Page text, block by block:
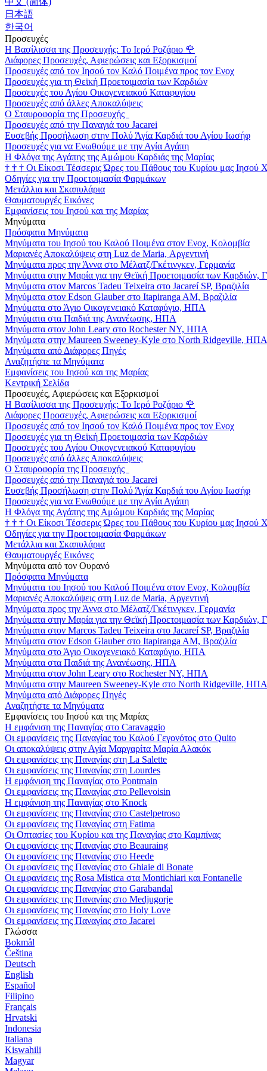
日本語
한국어
Προσευχές
Η Βασίλισσα της Προσευχής: Το Ιερό Ροζάριο 🌹
Διάφορες Προσευχές, Αφιερώσεις και Εξορκισμοί
Προσευχές από τον Ιησού τον Καλό Ποιμένα προς τον Ενοχ
Προσευχές για τη Θεϊκή Προετοιμασία των Καρδιών
Προσευχές του Αγίου Οικογενειακού Καταφυγίου
Προσευχές από άλλες Αποκαλύψεις
Ο Σταυροφορία της Προσευχής
Προσευχές από την Παναγιά του Jacarei
Ευσεβής Προσήλωση στην Πολύ Άγία Καρδιά του Αγίου Ιωσήφ
Προσευχές για να Ενωθούμε με την Αγία Αγάπη
Η Φλόγα της Αγάπης της Αμώμου Καρδιάς της Μαρίας
† † † Οι Είκοσι Τέσσερις Ώρες του Πάθους του Κυρίου μας Ιησού
Οδηγίες για την Προετοιμασία Φαρμάκων
Μετάλλια και Σκαπυλάρια
Θαυματουργές Εικόνες
Εμφανίσεις του Ιησού και της Μαρίας
Μηνύματα
Πρόσφατα Μηνύματα
Μηνύματα του Ιησού του Καλού Ποιμένα στον Ενοχ, Κολομβία
Μαριανές Αποκαλύψεις στη Luz de Maria, Αργεντινή
Μηνύματα προς την Άννα στο Μέλατζ/Γκέτινγκεν, Γερμανία
Μηνύματα στην Μαρία για την Θεϊκή Προετοιμασία των Καρδιών,
Μηνύματα στον Marcos Tadeu Teixeira στο Jacareí SP, Βραζιλία
Μηνύματα στον Edson Glauber στο Itapiranga AM, Βραζιλία
Μηνύματα στο Άγιο Οικογενειακό Καταφύγιο, ΗΠΑ
Μηνύματα στα Παιδιά της Ανανέωσης, ΗΠΑ
Μηνύματα στον John Leary στο Rochester NY, ΗΠΑ
Μηνύματα στην Maureen Sweeney-Kyle στο North Ridgeville, ΗΠΑ
Μηνύματα από Διάφορες Πηγές
Αναζητήστε τα Μηνύματα
Εμφανίσεις του Ιησού και της Μαρίας
Κεντρική Σελίδα
Προσευχές, Αφιερώσεις και Εξορκισμοί
Η Βασίλισσα της Προσευχής: Το Ιερό Ροζάριο 🌹
Διάφορες Προσευχές, Αφιερώσεις και Εξορκισμοί
Προσευχές από τον Ιησού τον Καλό Ποιμένα προς τον Ενοχ
Προσευχές για τη Θεϊκή Προετοιμασία των Καρδιών
Προσευχές του Αγίου Οικογενειακού Καταφυγίου
Προσευχές από άλλες Αποκαλύψεις
Ο Σταυροφορία της Προσευχής
Προσευχές από την Παναγιά του Jacarei
Ευσεβής Προσήλωση στην Πολύ Άγία Καρδιά του Αγίου Ιωσήφ
Προσευχές για να Ενωθούμε με την Αγία Αγάπη
Η Φλόγα της Αγάπης της Αμώμου Καρδιάς της Μαρίας
† † † Οι Είκοσι Τέσσερις Ώρες του Πάθους του Κυρίου μας Ιησού
Οδηγίες για την Προετοιμασία Φαρμάκων
Μετάλλια και Σκαπυλάρια
Θαυματουργές Εικόνες
Μηνύματα από τον Ουρανό
Πρόσφατα Μηνύματα
Μηνύματα του Ιησού του Καλού Ποιμένα στον Ενοχ, Κολομβία
Μαριανές Αποκαλύψεις στη Luz de Maria, Αργεντινή
Μηνύματα προς την Άννα στο Μέλατζ/Γκέτινγκεν, Γερμανία
Μηνύματα στην Μαρία για την Θεϊκή Προετοιμασία των Καρδιών,
Μηνύματα στον Marcos Tadeu Teixeira στο Jacareí SP, Βραζιλία
Μηνύματα στον Edson Glauber στο Itapiranga AM, Βραζιλία
Μηνύματα στο Άγιο Οικογενειακό Καταφύγιο, ΗΠΑ
Μηνύματα στα Παιδιά της Ανανέωσης, ΗΠΑ
Μηνύματα στον John Leary στο Rochester NY, ΗΠΑ
Μηνύματα στην Maureen Sweeney-Kyle στο North Ridgeville, ΗΠΑ
Μηνύματα από Διάφορες Πηγές
Αναζητήστε τα Μηνύματα
Εμφανίσεις του Ιησού και της Μαρίας
Η εμφάνιση της Παναγίας στο Caravaggio
Οι εμφανίσεις της Παναγίας του Καλού Γεγονότος στο Quito
Οι αποκαλύψεις στην Αγία Μαργαρίτα Μαρία Αλακόκ
Οι εμφανίσεις της Παναγίας στη La Salette
Οι εμφανίσεις της Παναγίας στη Lourdes
Η εμφάνιση της Παναγίας στο Pontmain
Οι εμφανίσεις της Παναγίας στο Pellevoisin
Η εμφάνιση της Παναγίας στο Knock
Οι εμφανίσεις της Παναγίας στο Castelpetroso
Οι εμφανίσεις της Παναγίας στη Fatima
Οι Οπτασίες του Κυρίου και της Παναγίας στο Καμπίνας
Οι εμφανίσεις της Παναγίας στο Beauraing
Οι εμφανίσεις της Παναγίας στο Heede
Οι εμφανίσεις της Παναγίας στο Ghiaie di Bonate
Οι εμφανίσεις της Rosa Mistica στα Montichiari και Fontanelle
Οι εμφανίσεις της Παναγίας στο Garabandal
Οι εμφανίσεις της Παναγίας στο Medjugorje
Οι εμφανίσεις της Παναγίας στο Holy Love
Οι εμφανίσεις της Παναγίας στο Jacarei
Γλώσσα
Bokmål
Čeština
Deutsch
English
Español
Filipino
Français
Hrvatski
Indonesia
Italiana
Kiswahili
Magyar